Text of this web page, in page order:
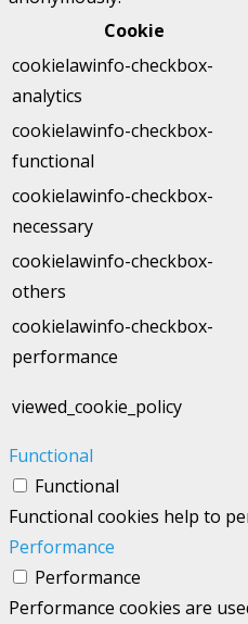
Cookie
cookielawinfo-checkbox-
analytics
cookielawinfo-checkbox-
functional
cookielawinfo-checkbox-
necessary
cookielawinfo-checkbox-
others
cookielawinfo-checkbox-
performance
viewed_cookie_policy
Functional
Functional
Functional cookies help to
Performance
Performance
Performance cookies are